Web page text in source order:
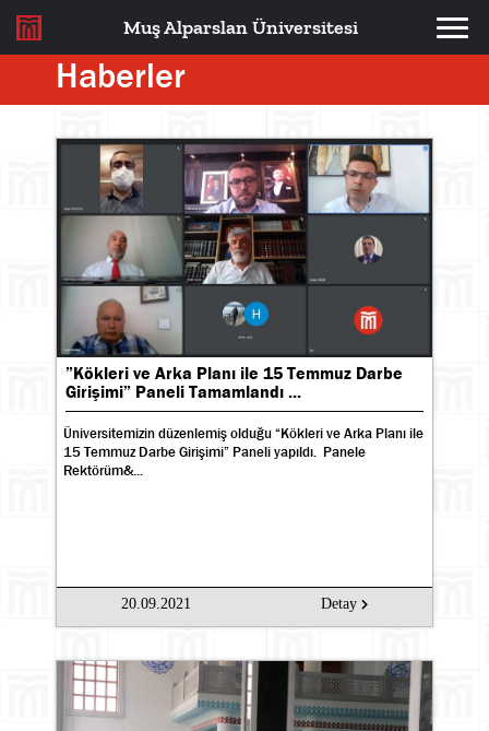
Muş Alparslan Üniversitesi
Haberler
”Kökleri ve Arka Planı ile 15 Temmuz Darbe
Girişimi” Paneli Tamamlandı ...
Üniversitemizin düzenlemiş olduğu “Kökleri ve Arka Planı ile
15 Temmuz Darbe Girişimi” Paneli yapıldı. Panele
Rektörüm&...
20.09.2021 Detay